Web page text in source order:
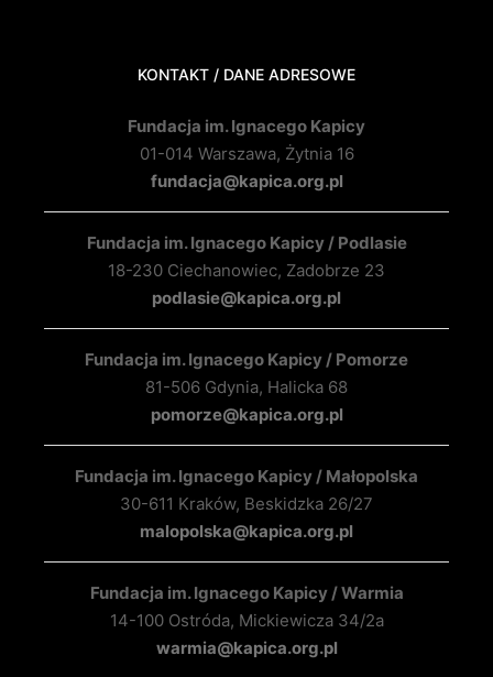
KONTAKT / DANE ADRESOWE
Fundacja im. Ignacego Kapicy
01-014 Warszawa, Żytnia 16
fundacja@kapica.org.pl
Fundacja im. Ignacego Kapicy / Podlasie
18-230 Ciechanowiec, Zadobrze 23
podlasie@kapica.org.pl
Fundacja im. Ignacego Kapicy / Pomorze
81-506 Gdynia, Halicka 68
pomorze@kapica.org.pl
Fundacja im. Ignacego Kapicy / Małopolska
30-611 Kraków, Beskidzka 26/27
malopolska@kapica.org.pl
Fundacja im. Ignacego Kapicy / Warmia
14-100 Ostróda, Mickiewicza 34/2a
warmia@kapica.org.pl